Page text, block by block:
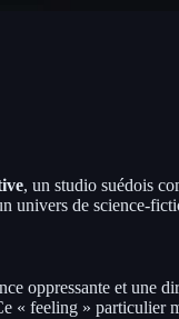
, un studio suédois
univers de science-
oppressante et une
« feeling »